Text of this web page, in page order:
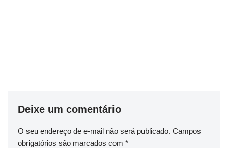
Deixe um comentário
O seu endereço de e-mail não será publicado. Campos
obrigatórios são marcados com *